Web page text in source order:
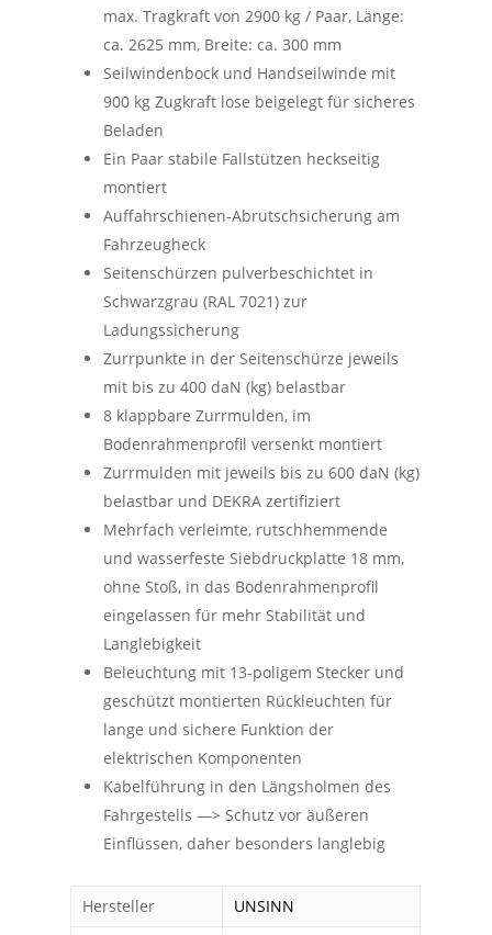
max. Tragkraft von 2900 kg / Paar, Länge:
ca. 2625 mm, Breite: ca. 300 mm
Seilwindenbock und Handseilwinde mit
900 kg Zugkraft lose beigelegt für sicheres
Beladen
Ein Paar stabile Fallstützen heckseitig
montiert
Auffahrschienen-Abrutschsicherung am
Fahrzeugheck
Seitenschürzen pulverbeschichtet in
Schwarzgrau (RAL 7021) zur
Ladungssicherung
Zurrpunkte in der Seitenschürze jeweils
mit bis zu 400 daN (kg) belastbar
8 klappbare Zurrmulden, im
Bodenrahmenprofil versenkt montiert
Zurrmulden mit jeweils bis zu 600 daN (kg)
belastbar und DEKRA zertifiziert
Mehrfach verleimte, rutschhemmende
und wasserfeste Siebdruckplatte 18 mm,
ohne Stoß, in das Bodenrahmenprofil
eingelassen für mehr Stabilität und
Langlebigkeit
Beleuchtung mit 13-poligem Stecker und
geschützt montierten Rückleuchten für
lange und sichere Funktion der
elektrischen Komponenten
Kabelführung in den Längsholmen des
Fahrgestells—>Schutz vor äußeren
Einflüssen, daher besonders langlebig
Hersteller
UNSINN